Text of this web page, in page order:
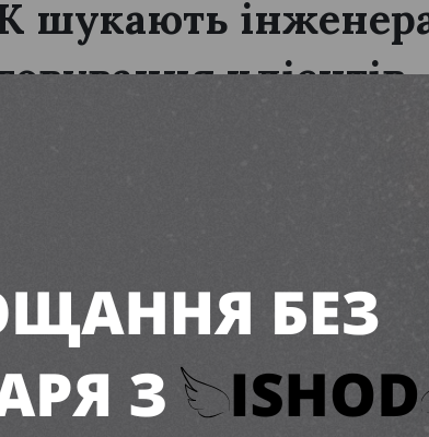
шукають
клієнтів